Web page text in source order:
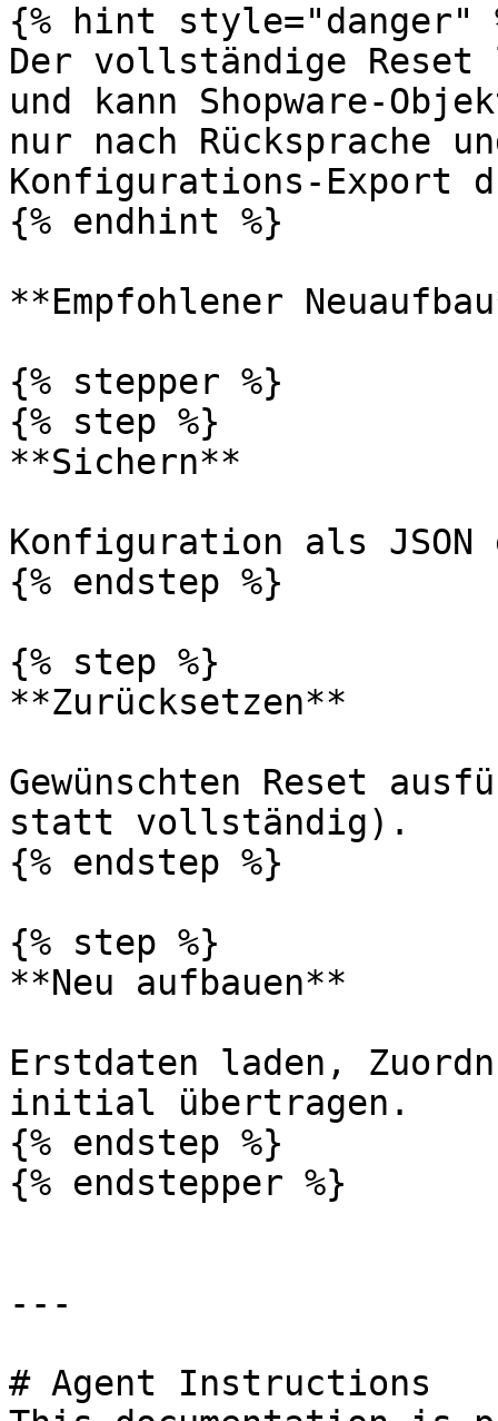
{% hint style="danger"
Der vollständige
und kann Shopware-
nur nach Rücksprache
Konfigurations-Export
{% endhint %}
**Empfohlener
{% stepper %}
{% step %}
**Sichern**
Konfiguration als
{% endstep %}
{% step %}
**Zurücksetzen**
Gewünschten Reset
statt vollständig).
{% endstep %}
{% step %}
**Neu aufbauen**
Erstdaten laden,
initial übertragen.
{% endstep %}
{% endstepper %}
---
# Agent Instructions